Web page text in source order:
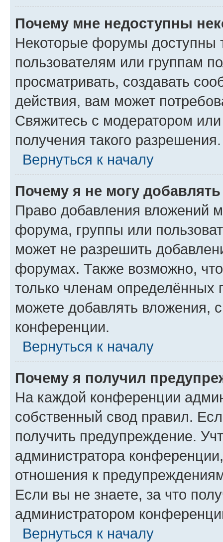
Почему мне недоступны
Некоторые форумы доступны
пользователям или группам
просматривать, создавать
действия, вам может
Свяжитесь с модератором
получения такого разрешения.
Вернуться к началу
Почему я не могу
Право добавления вложений
форума, группы или
может не разрешить
форумах. Также возможно,
только членам определённых
можете добавлять вложения,
конференции.
Вернуться к началу
Почему я получил
На каждой конференции
собственный свод правил.
получить предупреждение.
администратора
отношения к
Если вы не знаете, за что
администратором
Вернуться к началу